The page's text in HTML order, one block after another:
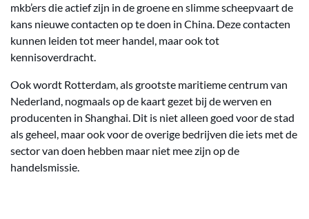
mkb’ers die actief zijn in de groene en slimme scheepvaart de
kans nieuwe contacten op te doen in China. Deze contacten
kunnen leiden tot meer handel, maar ook tot
kennisoverdracht.
Ook wordt Rotterdam, als grootste maritieme centrum van
Nederland, nogmaals op de kaart gezet bij de werven en
producenten in Shanghai. Dit is niet alleen goed voor de stad
als geheel, maar ook voor de overige bedrijven die iets met de
sector van doen hebben maar niet mee zijn op de
handelsmissie.